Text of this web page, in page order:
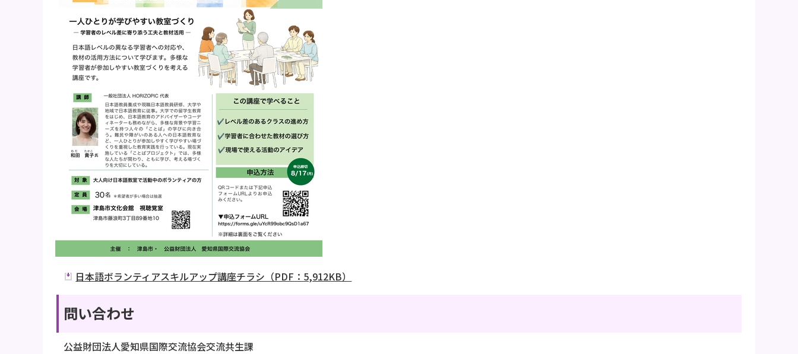
日本語ボランティアスキルアップ講座チラシ（PDF：5,912KB）
問い合わせ
公益財団法人愛知県国際交流協会交流共生課